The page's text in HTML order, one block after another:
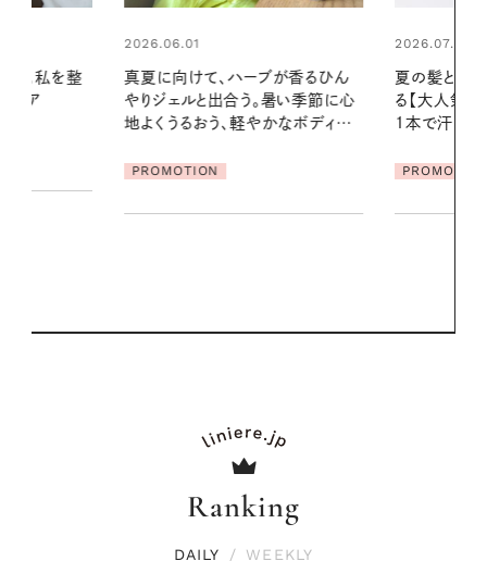
が香るひん
い季節に心
2026.07.24
夏の髪と心が瞬時にリフレッシュす
る【大人気のドライシャンプー】 この
1本で汗ばむ季節も一日中心地よく
PROMOTION
2026.06.01
お出かけ前
の一日。汗ば
に過ごす私
Ranking
DAILY / WEEKLY